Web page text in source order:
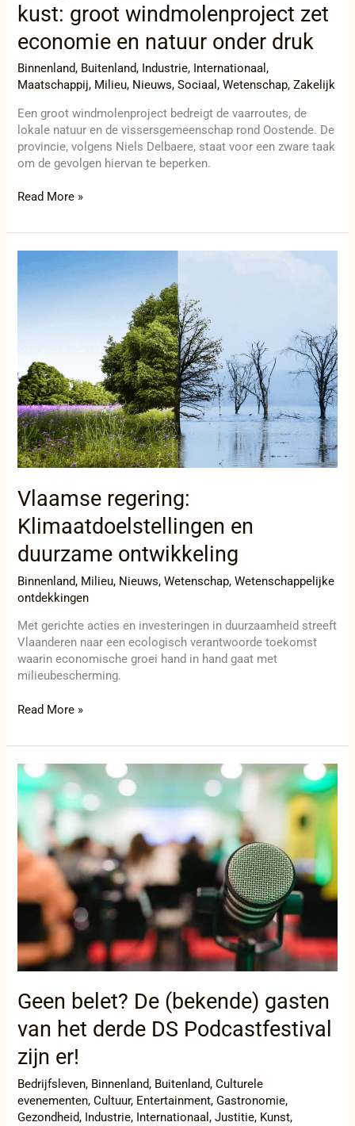
kust: groot windmolenproject zet
economie en natuur onder druk
Binnenland, Buitenland, Industrie, Internationaal,
Maatschappij, Milieu, Nieuws,Sociaal,Wetenschap,Zakelijk
Een groot windmolenproject bedreigt de vaarroutes, de
lokale natuur en de vissersgemeenschap rond Oostende. De
provincie, volgens Niels Delbaere, staat voor een zware taak
om de gevolgen hiervan te beperken.
Read More »
Vlaamse regering:
Klimaatdoelstellingen en
duurzame ontwikkeling
Binnenland, Milieu, Nieuws,Wetenschap,Wetenschappelijke
ontdekkingen
Met gerichte acties en investeringen in duurzaamheid streeft
Vlaanderen naar een ecologisch verantwoorde toekomst
waarin economische groei hand in hand gaat met
milieubescherming.
regering:
Klimaatdoelstellingen
Read More »
Geen belet? De (bekende) gasten
van het derde DS Podcastfestival
zijn er!
Bedrijfsleven, Binnenland, Buitenland,Culturele
evenementen,Cultuur, Entertainment,Gastronomie,
Gezondheid, Industrie, Internationaal,Justitie, Kunst,
Geen
belet?
De
(bekende)
gasten
van
DS
Podcastfestival
er!